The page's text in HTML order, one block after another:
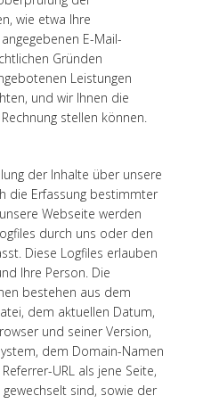
wie etwa Ihre
E-Mail-
Gründen
Leistungen
und wir Ihnen die
stellen können.
der Inhalte über unsere
die Erfassung bestimmter
Webseite werden
durch uns oder den
Diese Logfiles erlauben
Ihre Person. Die
bestehen aus dem
dem aktuellen Datum,
und seiner Version,
dem Domain-Namen
URL als jene Seite,
sind, sowie der